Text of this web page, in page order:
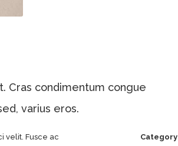
Cras condimentum congue
varius eros.
velit. Fusce ac
Category